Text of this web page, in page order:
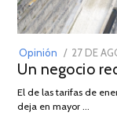
Opinión
POSTED
ON
27 DE
Un negocio
El de las tarifas de
deja en mayor …